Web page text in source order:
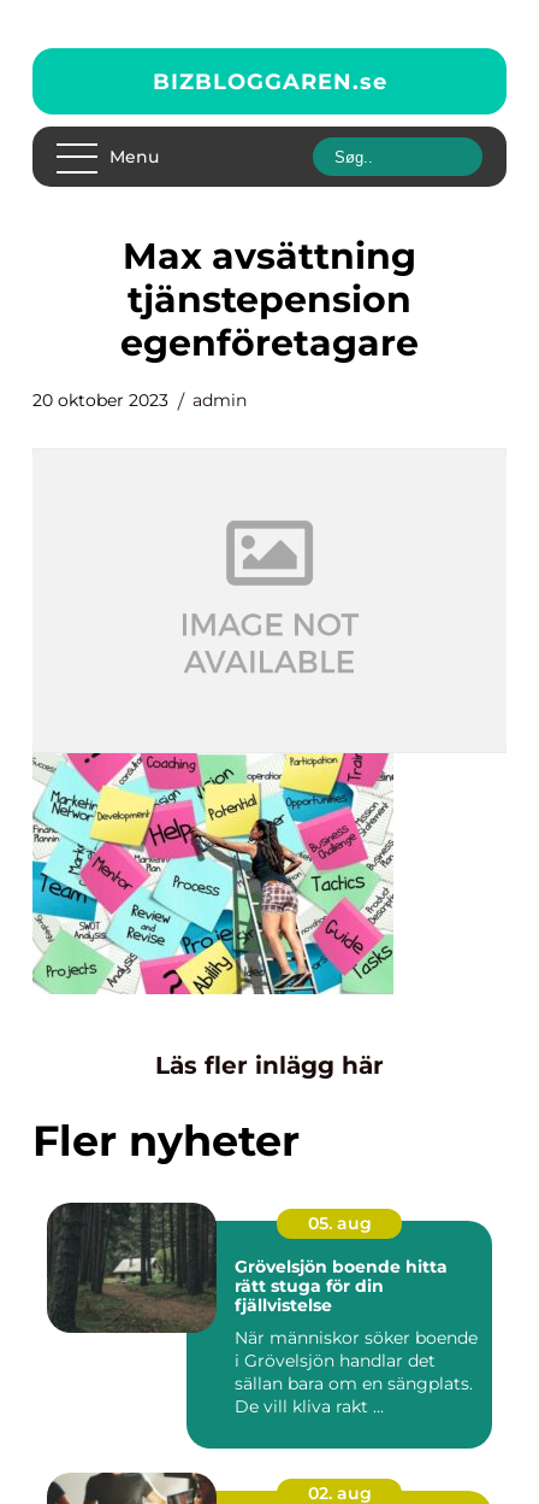
BIZBLOGGAREN.se
Menu
max avsättning
tjänstepension
egenföretagare
20 oktober 2023 admin
Läs fler inlägg här
Fler nyheter
05. aug
Grövelsjön boende hitta
rätt stuga för din
fjällvistelse
När människor söker boende
i Grövelsjön handlar det
sällan bara om en sängplats.
De vill kliva rakt ...
02. aug